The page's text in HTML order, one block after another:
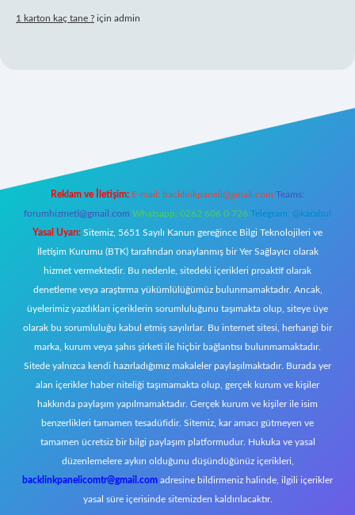
1 karton kaç tane ? için admin
Reklam ve İletişim: E-mail: backlinkpaneli@gmail.com Teams:
forumhizmeti@gmail.com Whatsapp: 0262 606 0 726 Telegram: @karabul
Yasal Uyarı: Sitemiz, 5651 Sayılı Kanun gereğince Bilgi Teknolojileri ve
İletişim Kurumu (BTK) tarafından onaylanmış bir Yer Sağlayıcı olarak
hizmet vermektedir. Bu nedenle, sitedeki içerikleri proaktif olarak
denetleme veya araştırma yükümlülüğümüz bulunmamaktadır. Ancak,
üyelerimiz yazdıkları içeriklerin sorumluluğunu taşımakta olup, siteye üye
olarak bu sorumluluğu kabul etmiş sayılırlar. Bu internet sitesi, herhangi bir
marka, kurum veya şahıs şirketi ile hiçbir bağlantısı bulunmamaktadır.
Sitede yalnızca kendi hazırladığımız makaleler paylaşılmaktadır. Burada yer
alan içerikler haber niteliği taşımamakta olup, gerçek kurum ve kişiler
hakkında paylaşım yapılmamaktadır. Gerçek kurum ve kişiler ile isim
benzerlikleri tamamen tesadüfidir. Sitemiz, kar amacı gütmeyen ve
tamamen ücretsiz bir bilgi paylaşım platformudur. Hukuka ve yasal
düzenlemelere aykırı olduğunu düşündüğünüz içerikleri,
backlinkpanelicomtr@gmail.com adresine bildirmeniz halinde, ilgili içerikler
yasal süre içerisinde sitemizden kaldırılacaktır.